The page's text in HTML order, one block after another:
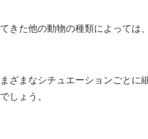
きた他の動物の種類によっては
ざまなシチュエーションごとに
しょう。